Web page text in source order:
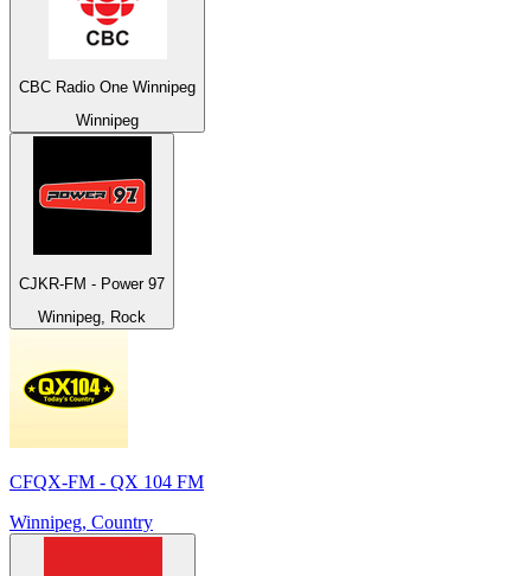
CBC Radio One Winnipeg
Winnipeg
CJKR-FM - Power 97
Winnipeg, Rock
CFQX-FM - QX 104 FM
Winnipeg, Country